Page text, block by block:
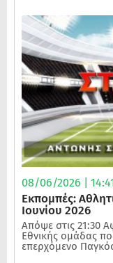
08/06/2026 |
Εκπομπές:
Ιουνίου 2026
Απόψε στις 21:30
Εθνικής ομάδας
επερχόμενο